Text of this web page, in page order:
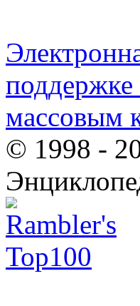
поддержке
массовым
© 1998 -